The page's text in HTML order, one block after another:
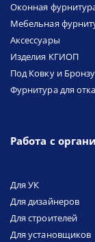
Оконная
Мебельная
Аксессуары
Изделия КГИОП
Под Ковку и Бронзу
Фурнитура для
Работа с
Для УК
Для дизайнеров
Для строителей
Для установщиков